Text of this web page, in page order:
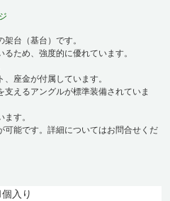
台（基台）です。
ため、強度的に優れています。
座金が付属しています。
えるアングルが標準装備されていま
す。
能です。詳細についてはお問合せくだ
個入り